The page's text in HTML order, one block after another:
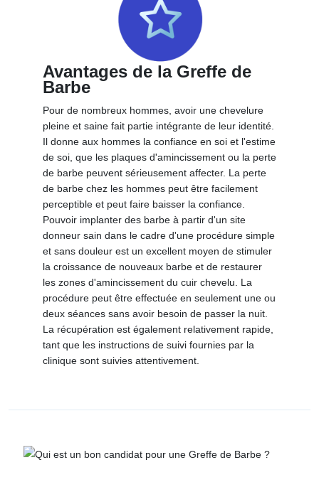
Avantages de la Greffe de
Barbe
Pour de nombreux hommes, avoir une chevelure
pleine et saine fait partie intégrante de leur identité.
Il donne aux hommes la confiance en soi et l'estime
de soi, que les plaques d'amincissement ou la perte
de barbe peuvent sérieusement affecter. La perte
de barbe chez les hommes peut être facilement
perceptible et peut faire baisser la confiance.
Pouvoir implanter des barbe à partir d'un site
donneur sain dans le cadre d'une procédure simple
et sans douleur est un excellent moyen de stimuler
la croissance de nouveaux barbe et de restaurer
les zones d'amincissement du cuir chevelu. La
procédure peut être effectuée en seulement une ou
deux séances sans avoir besoin de passer la nuit.
La récupération est également relativement rapide,
tant que les instructions de suivi fournies par la
clinique sont suivies attentivement.